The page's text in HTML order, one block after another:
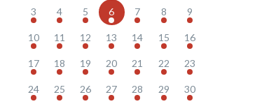
3 4 5 6 7 8 9
10 11 12 13 14 15 16
17 18 19 20 21 22 23
24 25 26 27 28 29 30